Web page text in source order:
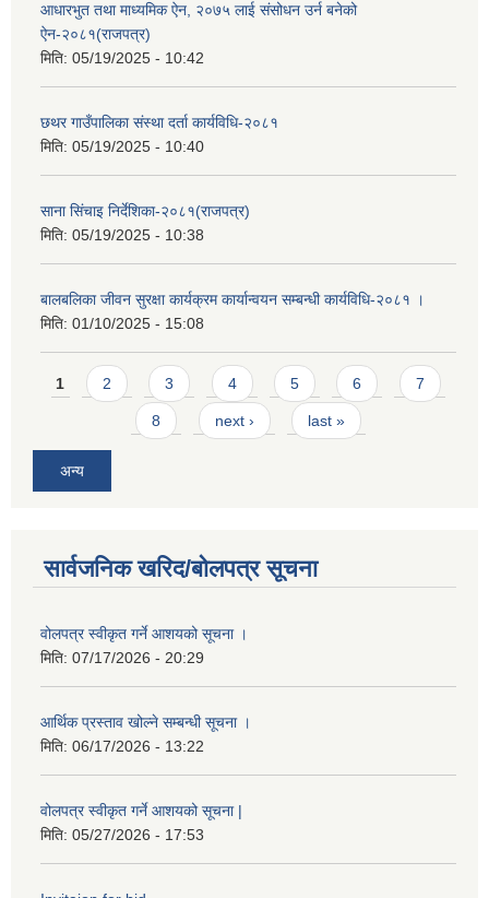
आधारभुत तथा माध्यमिक ऐन, २०७५ लाई संसोधन उर्न बनेको
ऐन-२०८१(राजपत्र)
मिति: 05/19/2025 - 10:42
छथर गाउँपालिका संस्था दर्ता कार्यविधि-२०८१
मिति: 05/19/2025 - 10:40
साना सिंचाइ निर्देशिका-२०८१(राजपत्र)
मिति: 05/19/2025 - 10:38
बालबलिका जीवन सुरक्षा कार्यक्रम कार्यान्वयन सम्बन्धी कार्यविधि-२०८१ ।
मिति: 01/10/2025 - 15:08
Pages
1 2 3 4 5 6 7
8 next › last »
अन्य
सार्वजनिक खरिद/बोलपत्र सूचना
वोलपत्र स्वीकृत गर्ने आशयको सूचना ।
मिति: 07/17/2026 - 20:29
आर्थिक प्रस्ताव खोल्ने सम्बन्धी सूचना ।
मिति: 06/17/2026 - 13:22
वोलपत्र स्वीकृत गर्ने आशयको सूचना |
मिति: 05/27/2026 - 17:53